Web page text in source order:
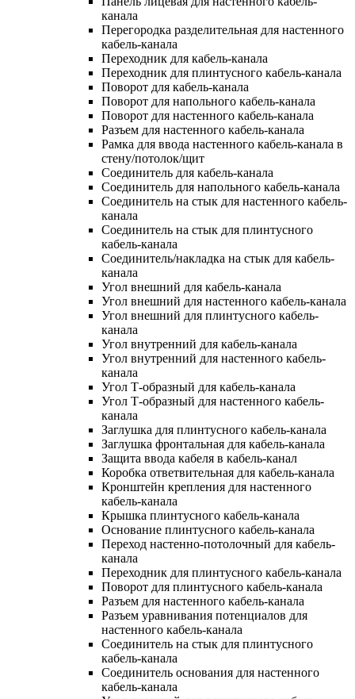
канала
Перегородка разделительная для настенного
кабель-канала
Переходник для кабель-канала
Переходник для плинтусного кабель-канала
Поворот для кабель-канала
Поворот для напольного кабель-канала
Поворот для настенного кабель-канала
Разъем для настенного кабель-канала
Рамка для ввода настенного кабель-канала в
стену/потолок/щит
Соединитель для кабель-канала
Соединитель для напольного кабель-канала
Соединитель на стык для настенного кабель-
канала
Соединитель на стык для плинтусного
кабель-канала
Соединитель/накладка на стык для кабель-
канала
Угол внешний для кабель-канала
Угол внешний для настенного кабель-канала
Угол внешний для плинтусного кабель-
канала
Угол внутренний для кабель-канала
Угол внутренний для настенного кабель-
канала
Угол Т-образный для кабель-канала
Угол Т-образный для настенного кабель-
канала
Заглушка для плинтусного кабель-канала
Заглушка фронтальная для кабель-канала
Защита ввода кабеля в кабель-канал
Коробка ответвительная для кабель-канала
Кронштейн крепления для настенного
кабель-канала
Крышка плинтусного кабель-канала
Основание плинтусного кабель-канала
Переход настенно-потолочный для кабель-
канала
Переходник для плинтусного кабель-канала
Поворот для плинтусного кабель-канала
Разъем для настенного кабель-канала
Разъем уравнивания потенциалов для
настенного кабель-канала
Соединитель на стык для плинтусного
кабель-канала
Соединитель основания для настенного
кабель-канала